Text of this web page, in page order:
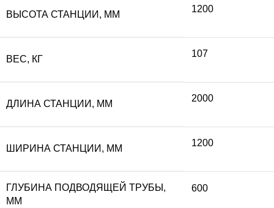
ВЫСОТА СТАНЦИИ, ММ
1200
ВЕС, КГ
107
ДЛИНА СТАНЦИИ, ММ
2000
ШИРИНА СТАНЦИИ, ММ
1200
ГЛУБИНА ПОДВОДЯЩЕЙ ТРУБЫ,
ММ
600